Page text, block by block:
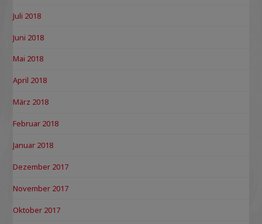
Juli 2018
Juni 2018
Mai 2018
April 2018
März 2018
Februar 2018
Januar 2018
Dezember 2017
November 2017
Oktober 2017